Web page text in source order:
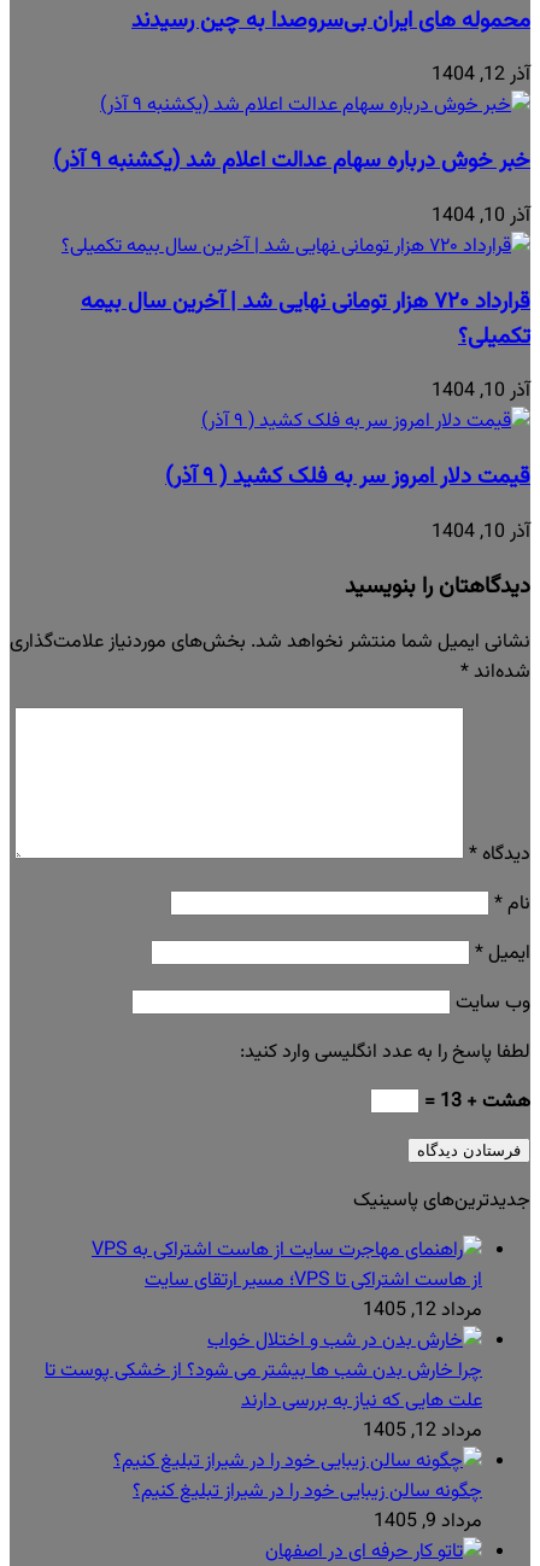
محموله‌ های ایران بی‌سروصدا به چین رسیدند
آذر 12, 1404
خبر خوش درباره سهام عدالت اعلام شد (یکشنبه ۹ آذر)
آذر 10, 1404
قرارداد ۷۲۰ هزار تومانی نهایی شد | آخرین سال بیمه
تکمیلی؟
آذر 10, 1404
قیمت دلار امروز سر به فلک کشید ( ۹ آذر)
آذر 10, 1404
دیدگاهتان را بنویسید
نشانی ایمیل شما منتشر نخواهد شد. بخش‌های موردنیاز علامت‌گذاری
شده‌اند *
دیدگاه *
نام*
ایمیل*
وب‌ سایت
لطفا پاسخ را به عدد انگلیسی وارد کنید:
هشت + 13 =
جدیدترین‌های پاسینیک
از هاست اشتراکی تا VPS؛ مسیر ارتقای سایت
مرداد 12, 1405
چرا خارش بدن شب ها بیشتر می شود؟ از خشکی پوست تا
علت هایی که نیاز به بررسی دارند
مرداد 12, 1405
چگونه سالن زیبایی خود را در شیراز تبلیغ کنیم؟
مرداد 9, 1405